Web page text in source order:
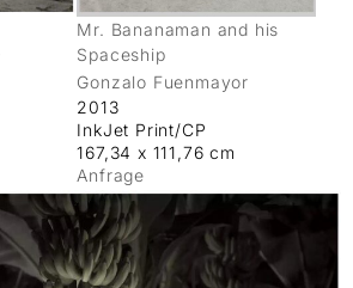
Mr. Bananaman and his
Spaceship
Gonzalo Fuenmayor
2013
InkJet Print/CP
167,34 x 111,76 cm
Anfrage